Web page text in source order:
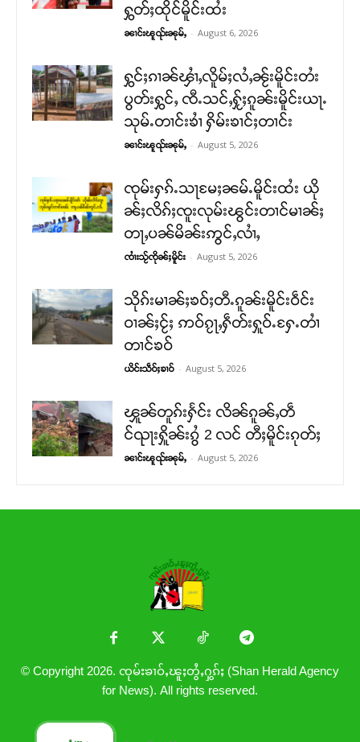
ႁွတ်ႈထိုင်မိူင်းထႆး
ၼၢင်းၽူၺ်းၼုမ်ႇ - August 6, 2026
ႁွင်ႈၵၢၼ်ၾၢႆႇလိူမ်ႈလႆႇၼႂ်းမိူင်းတႆး
ပွတ်းႁွင်ႇ ၸီႉသင်ႇႁႂ်ႈၵူၼ်းမိူင်းယႃႉ
သုမ်ႉတၢင်းၶၢႆ ႁိမ်းၶၢင်ႈတၢင်း
ၼၢင်းၽူၺ်းၼုမ်ႇ - August 5, 2026
ၸုမ်းႁၵ်ႉသႃမႄႈၼမ်ႉမိူင်းထႆး ယို
ၼ်ႈလိၵ်ႈၸူးလုမ်းၽွင်းတၢင်မၢၼ်ႈ
တႃႇပၼ်မိၼ်းဢွင်ႇလၢႆႇ
ၸၢႆးသႂ်ၸိုၼ်ႈမိူင်း - August 5, 2026
သိုၵ်းမၢၼ်ႈၶဝ်ႈတီႉၵူၼ်းမိူင်းဝဵင်း
ဝၢၼ်ႈငႂ်ႈ ဢဝ်ၵႂႃႇႁဵတ်းႁူဝ်ႉႁႄႉတၢႆ
တၢင်ၶဝ်
ယိင်းသဵဝ်ႈၶၢဝ် - August 5, 2026
ၾူၼ်တူၵ်းႁႅင်း လိၼ်ၵူၼ်ႇတဵ
င်ၺႃးႁိူၼ်းၵွႆ 2 လင် တီႈမိူင်းၵုတ်ႈ
ၼၢင်းၽူၺ်းၼုမ်ႇ - August 5, 2026
© Copyright 2026. ၸုမ်းၶၢဝ်ႇၽူႈတွႆႇႁွၵ်ႈ (Shan Herald Agency
for News). All rights reserved.